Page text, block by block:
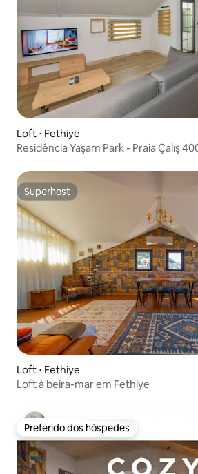
Loft ⋅ Fethiye
Residência Yaşam Park - Praia Çalış
Superhost
Superhost
Loft ⋅ Fethiye
Loft à beira-mar em Fethiye
Preferido dos hóspedes
Preferido dos hóspedes